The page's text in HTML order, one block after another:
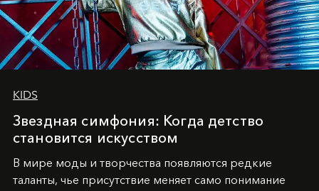
KIDS
Звездная симфония: Когда детство
становится искусством
В мире моды и творчества появляются редкие
таланты, чье присутствие меняет само понимание